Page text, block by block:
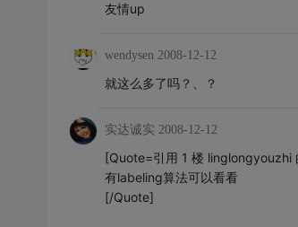
友情up
wendysen 2008-12-12
就这么多了吗？、？
实达诚实 2008-12-12
[Quote=引用 1 楼 linglongyouzhi
有labeling算法可以看看
[/Quote]